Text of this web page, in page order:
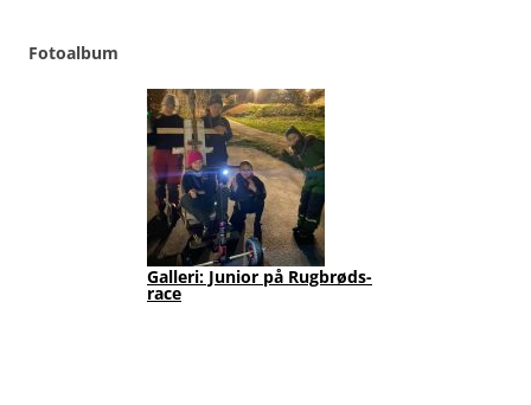
Fotoalbum
FamilieSpejd: Vi lærer
Førstehjælp